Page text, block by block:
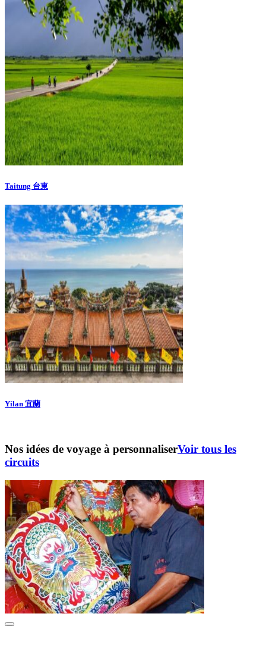
Taitung 台東
Yilan 宜蘭
Nos idées de voyage à personnaliserVoir tous les
circuits